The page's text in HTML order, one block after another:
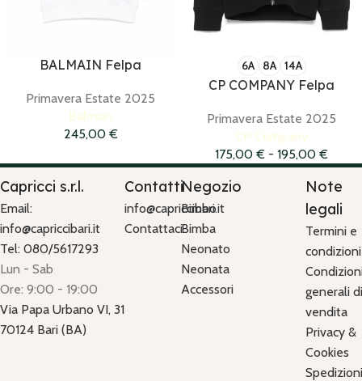
BALMAIN Felpa
Primavera Estate 2025
Balmain
245,00 €
6A 8A 14A
CP COMPANY Felpa
Primavera Estate 2025
CP Company
175,00 € - 195,00 €
Capricci s.r.l.
Email:
info@capriccibari.it
Tel: 080/5617293
Lun - Sab
Ore: 9:00 - 19:00
Via Papa Urbano VI, 31
70124 Bari (BA)
Contatti
info@capriccibari.it
Contattaci
Negozio
Bimbo
Bimba
Neonato
Neonata
Accessori
Note
legali
Termini e
condizioni
generali
vendita
Privacy &
Cookies